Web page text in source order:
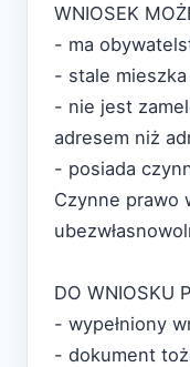
WNIOSEK
- ma
- stale
- nie jest
adresem niż
- posiada
Czynne prawo
DO WNIOSKU
- wypełniony
- dokument